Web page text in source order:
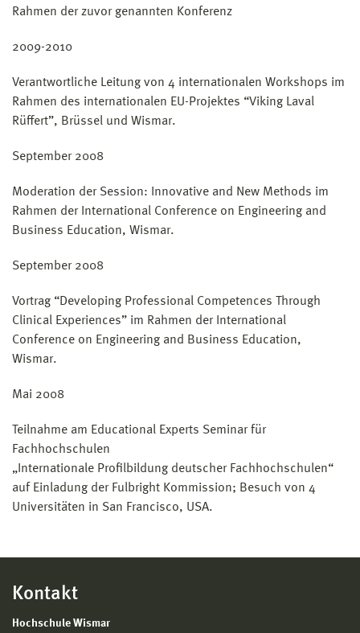
Rahmen der zuvor genannten Konferenz
2009-2010
Verantwortliche Leitung von 4 internationalen Workshops im
Rahmen des internationalen EU-Projektes “Viking Laval
Rüffert”, Brüssel und Wismar.
September 2008
Moderation der Session: Innovative and New Methods im
Rahmen der International Conference on Engineering and
Business Education, Wismar.
September 2008
Vortrag “Developing Professional Competences Through
Clinical Experiences” im Rahmen der International
Conference on Engineering and Business Education,
Wismar.
Mai 2008
Teilnahme am Educational Experts Seminar für
Fachhochschulen
„Internationale Profilbildung deutscher Fachhochschulen“
auf Einladung der Fulbright Kommission; Besuch von 4
Universitäten in San Francisco, USA.
Kontakt
Hochschule Wismar